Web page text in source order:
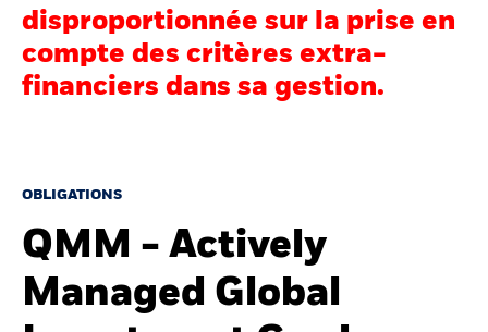
Thèmes
Education
France
BlackRock
disproportionnée sur la prise en
compte des critères extra-
financiers dans sa gestion.
OBLIGATIONS
QMM - Actively
Managed Global